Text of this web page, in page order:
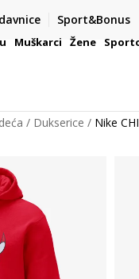
Sport&Bonus
ZA POTROŠAČE
Muškarci Žene
Dukserice Nike